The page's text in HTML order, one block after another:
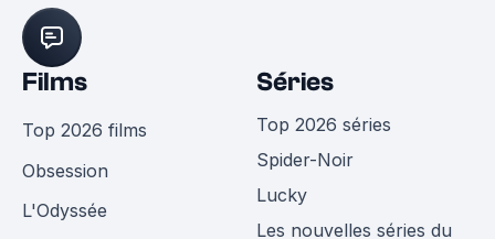
Films
Top 2026 films
Obsession
L'Odyssée
Séries
Top 2026 séries
Spider-Noir
Lucky
Les nouvelles séries du